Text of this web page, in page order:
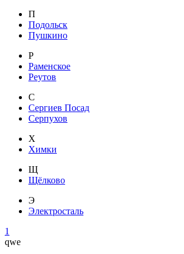
П
Подольск
Пушкино
Р
Раменское
Реутов
С
Сергиев Посад
Серпухов
Х
Химки
Щ
Щёлково
Э
Электросталь
1
qwe